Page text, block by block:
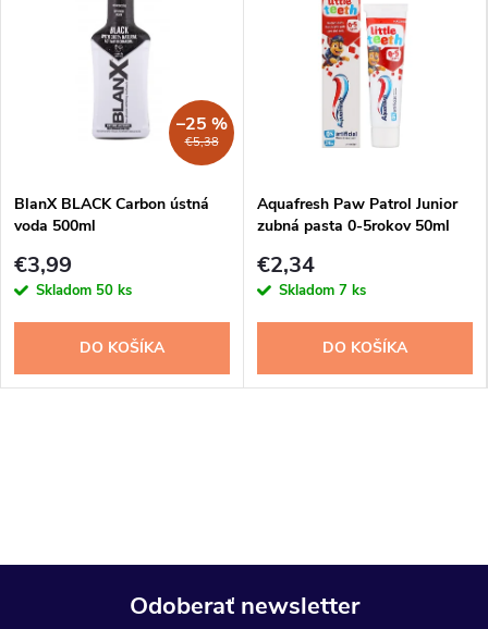
€5,38
–25 %
BlanX BLACK Carbon ústná
voda 500ml
€3,99
Skladom 50 ks
DO KOŠÍKA
Aquafresh Paw Patrol Junior
zubná pasta 0-5rokov 50ml
€2,34
Skladom 7 ks
DO KOŠÍKA
Odoberať newsletter